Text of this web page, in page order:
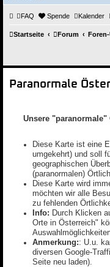
FAQ Spende Kalender
Startseite Forum
Paranormale
Unsere
Diese Karte ist eine
umgekehrt) und soll
geographischen
(paranormalen)
Diese Karte wird
möchten wir alle
zu fehlenden
Info: Durch Klicken
Orte in Österreich"
Anmerkung:: U.u.
diversen Google-
Seite neu laden).